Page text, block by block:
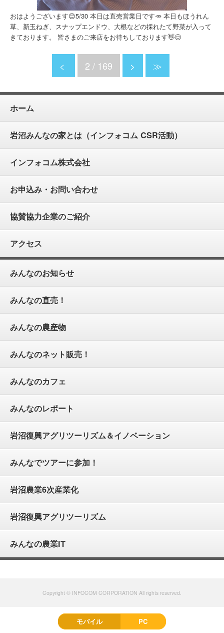
おはようございます😊5/30 本日は直売営業日です🥕 本日もほうれん
草、新玉ねぎ、スナップエンドウ、大根などの採れたて野菜が入って
きております。 皆さまのご来店をお待ちしております👋😊
< 2 / 169 > ≫
ホーム
岩沼みんなの家とは（インフォコム CSR活動）
インフォコム株式会社
お申込み・お問い合わせ
協賛協力企業のご紹介
アクセス
みんなのお知らせ
みんなの直売！
みんなの農産物
みんなのネット販売！
みんなのカフェ
みんなのレポート
岩沼復興アグリツーリズム＆イノベーション
みんなでツアーに参加！
岩沼農業6次産業化
岩沼復興アグリツーリズム
みんなの農業IT
Copyright © INFOCOM CORPORATION All rights reserved.
モバイル PC